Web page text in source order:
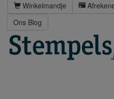
Winkelmandje
Ons Blog